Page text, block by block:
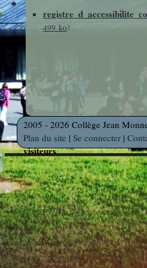
photos
Des Arts
Voyages
et Sorties
499 ko)
2005 - 2026 Collège Jean
Plan du site | Se connecter |
visiteurs